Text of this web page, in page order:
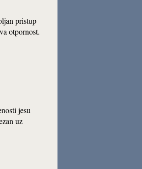
pristup
otpornost.
jesu
uz